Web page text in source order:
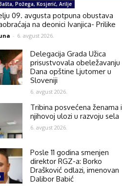
Požega, Kosjerić, Arilje
09. avgusta potpuna obustava
na deonici Ivanjica- Prilike
- 6. avgust 2026.
Delegacija Grada Užica
prisustvovala obeležavanju
Dana opštine Ljutomer u
Sloveniji
6. avgust 2026.
Tribina posvećena ženama i
njihovoj ulozi u razvoju sela
6. avgust 2026.
Posle 11 godina smenjen
direktor RGZ-a: Borko
Drašković odlazi, imenovan
Dalibor Babić